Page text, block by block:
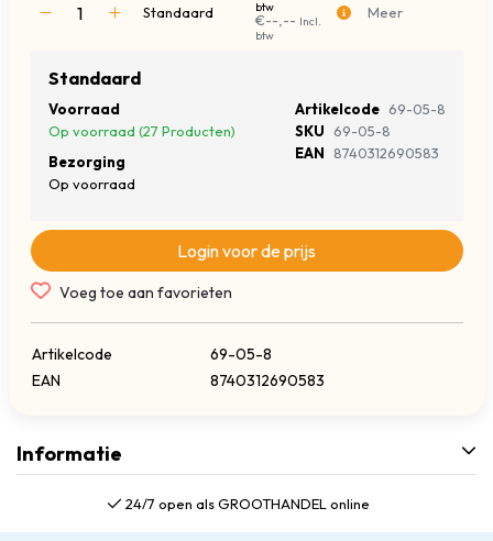
Standaard
btw
€--,-- Incl.
btw
Meer
Standaard
Voorraad
Op voorraad (27 Producten)
Bezorging
Op voorraad
Artikelcode 69-05-8
SKU
69-05-8
EAN
8740312690583
Login voor de prijs
Voeg toe aan favorieten
Artikelcode
69-05-8
EAN
8740312690583
Informatie
24/7 open als GROOTHANDEL online